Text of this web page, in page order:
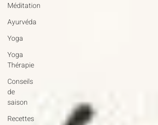
Méditation
Ayurvéda
Yoga
Yoga
Thérapie
Conseils
de
saison
Recettes